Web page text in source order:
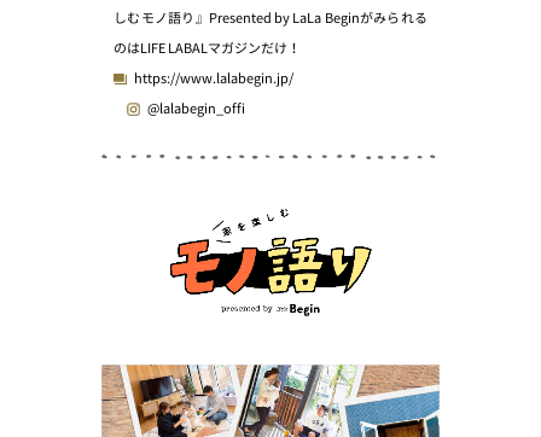
しむモノ語り』Presented by LaLa Beginがみられる
のはLIFE LABALマガジンだけ！
https://www.lalabegin.jp/
@lalabegin_offi